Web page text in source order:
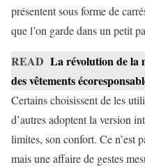
présentent sous forme de
que l’on garde dans un petit
READ La révolution de la
des vêtements
Certains choisissent de les
d’autres adoptent la version
limites, son confort. Ce n’est
mais une affaire de gestes